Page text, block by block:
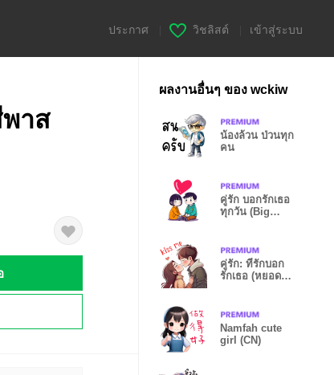
ประกาศ วิชลิสต์ เข้าสู่ระบบ
พาส
ผลงานอื่นๆ ของ wckiw
น้องล้วน ป่วนทุก
คน
คู่รัก บอกรักเธอ
ทุกวัน (Big
คู่รัก: ที่รักบอก
รักเธอ (หยอด
Namfah cute
girl (CN)